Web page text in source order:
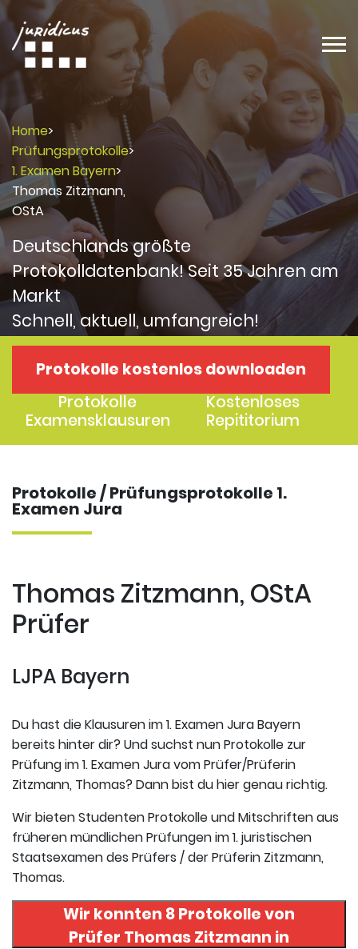
Home>
Prüfungsprotokolle>
1. Examen Bayern>
Thomas Zitzmann,
OStA
Deutschlands größte
Protokolldatenbank! Seit 35 Jahren am
Markt
Schnell, aktuell, umfangreich!
Protokolle kostenlos downloaden
1. Examen
2. Examen
Protokolle
Examensklausuren
Kostenloses
Repititorium
Protokolle / Prüfungsprotokolle 1.
Examen Jura
Thomas Zitzmann, OStA
Prüfer
LJPA Bayern
Du hast die Klausuren im 1. Examen Jura Bayern
bereits hinter dir? Und suchst nun Protokolle zur
Prüfung im 1. Examen Jura vom Prüfer/Prüferin
Zitzmann, Thomas? Dann bist du hier genau richtig.
Wir bieten Studenten Protokolle und Mitschriften aus
früheren mündlichen Prüfungen im 1. juristischen
Staatsexamen des Prüfers / der Prüferin Zitzmann,
Thomas.
Wir konnten 8 Protokolle von
Prüfer Thomas Zitzmann in